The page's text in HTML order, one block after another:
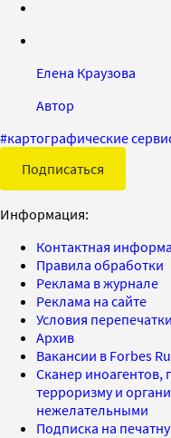
Елена Краузова
Автор
#картографические
Подписаться
Информация:
Контактная
Правила обработки
Реклама в журнале
Реклама на сайте
Условия перепечатки
Архив
Вакансии в Forbes
Сканер иноагентов,
терроризму и
нежелательными
Подписка на